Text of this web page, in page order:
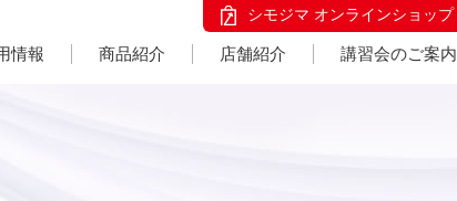
シモジマ オンラインショップ
情報 商品紹介 店舗紹介 講習会のご案内